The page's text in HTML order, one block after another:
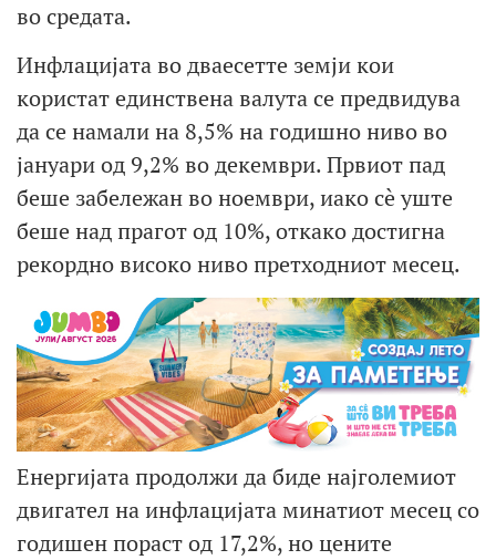
во средата.
Инфлацијата во дваесетте земји кои
користат единствена валута се предвидува
да се намали на 8,5% на годишно ниво во
јануари од 9,2% во декември. Првиот пад
беше забележан во ноември, иако сè уште
беше над прагот од 10%, откако достигна
рекордно високо ниво претходниот месец.
Енергијата продолжи да биде најголемиот
двигател на инфлацијата минатиот месец со
годишен пораст од 17,2%, но цените